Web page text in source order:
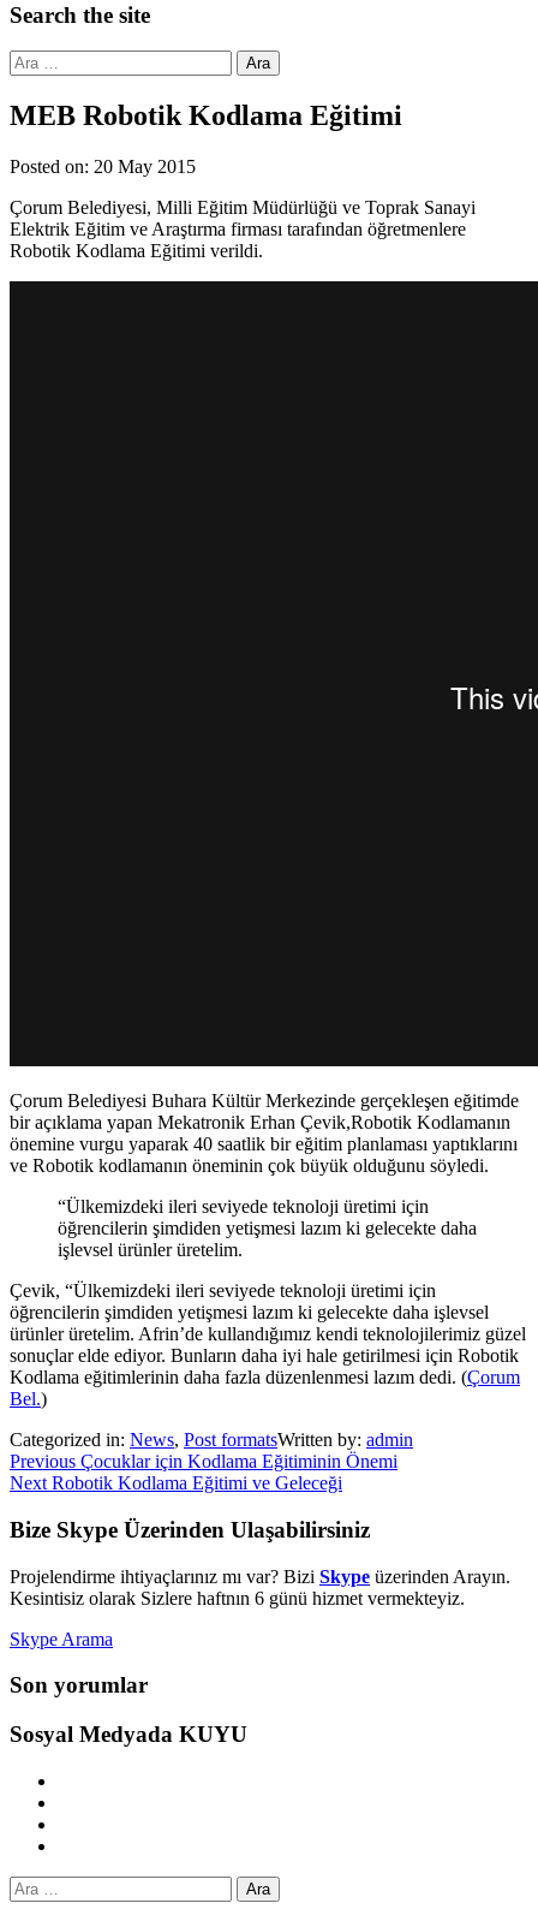
Search the site
Arama:
MEB Robotik Kodlama Eğitimi
Posted on: 20 May 2015
Çorum Belediyesi, Milli Eğitim Müdürlüğü ve Toprak Sanayi
Elektrik Eğitim ve Araştırma firması tarafından öğretmenlere
Robotik Kodlama Eğitimi verildi.
Çorum Belediyesi Buhara Kültür Merkezinde gerçekleşen eğitimde
bir açıklama yapan Mekatronik Erhan Çevik,Robotik Kodlamanın
önemine vurgu yaparak 40 saatlik bir eğitim planlaması yaptıklarını
ve Robotik kodlamanın öneminin çok büyük olduğunu söyledi.
“Ülkemizdeki ileri seviyede teknoloji üretimi için
öğrencilerin şimdiden yetişmesi lazım ki gelecekte daha
işlevsel ürünler üretelim.
Çevik, “Ülkemizdeki ileri seviyede teknoloji üretimi için
öğrencilerin şimdiden yetişmesi lazım ki gelecekte daha işlevsel
ürünler üretelim. Afrin’de kullandığımız kendi teknolojilerimiz güzel
sonuçlar elde ediyor. Bunların daha iyi hale getirilmesi için Robotik
Kodlama eğitimlerinin daha fazla düzenlenmesi lazım dedi. (Çorum
Bel.)
Categorized in: News, Post formatsWritten by: admin
Yazı
gezinmesi
Previous Çocuklar için Kodlama Eğitiminin Önemi
Next Robotik Kodlama Eğitimi ve Geleceği
back
navigation
Sidebar
Bize Skype Üzerinden Ulaşabilirsiniz
Projelendirme ihtiyaçlarınız mı var? Bizi Skype üzerinden Arayın.
Kesintisiz olarak Sizlere haftnın 6 günü hizmet vermekteyiz.
Skype Arama
Son yorumlar
Sosyal Medyada KUYU
Arama: